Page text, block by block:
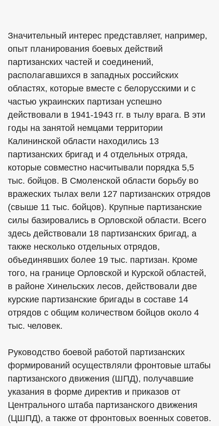
Значительный интерес представляет, например,
опыт планирования боевых действий
партизанских частей и соединений,
располагавшихся в западных российских
областях, которые вместе с белорусскими и с
частью украинских партизан успешно
действовали в 1941-1943 гг. в тылу врага. В эти
годы на занятой немцами территории
Калининской области находились 13
партизанских бригад и 4 отдельных отряда,
которые совместно насчитывали порядка 5,5
тыс. бойцов. В Смоленской области борьбу во
вражеских тылах вели 127 партизанских отрядов
(свыше 11 тыс. бойцов). Крупные партизанские
силы базировались в Орловской области. Всего
здесь действовали 18 партизанских бригад, а
также несколько отдельных отрядов,
объединявших более 19 тыс. партизан. Кроме
того, на границе Орловской и Курской областей,
в районе Хинельских лесов, действовали две
курские партизанские бригады в составе 14
отрядов с общим количеством бойцов около 4
тыс. человек.
Руководство боевой работой партизанских
формирований осуществляли фронтовые штабы
партизанского движения (ШПД), получавшие
указания в форме директив и приказов от
Центрального штаба партизанского движения
(ЦШПД), а также от фронтовых военных советов.